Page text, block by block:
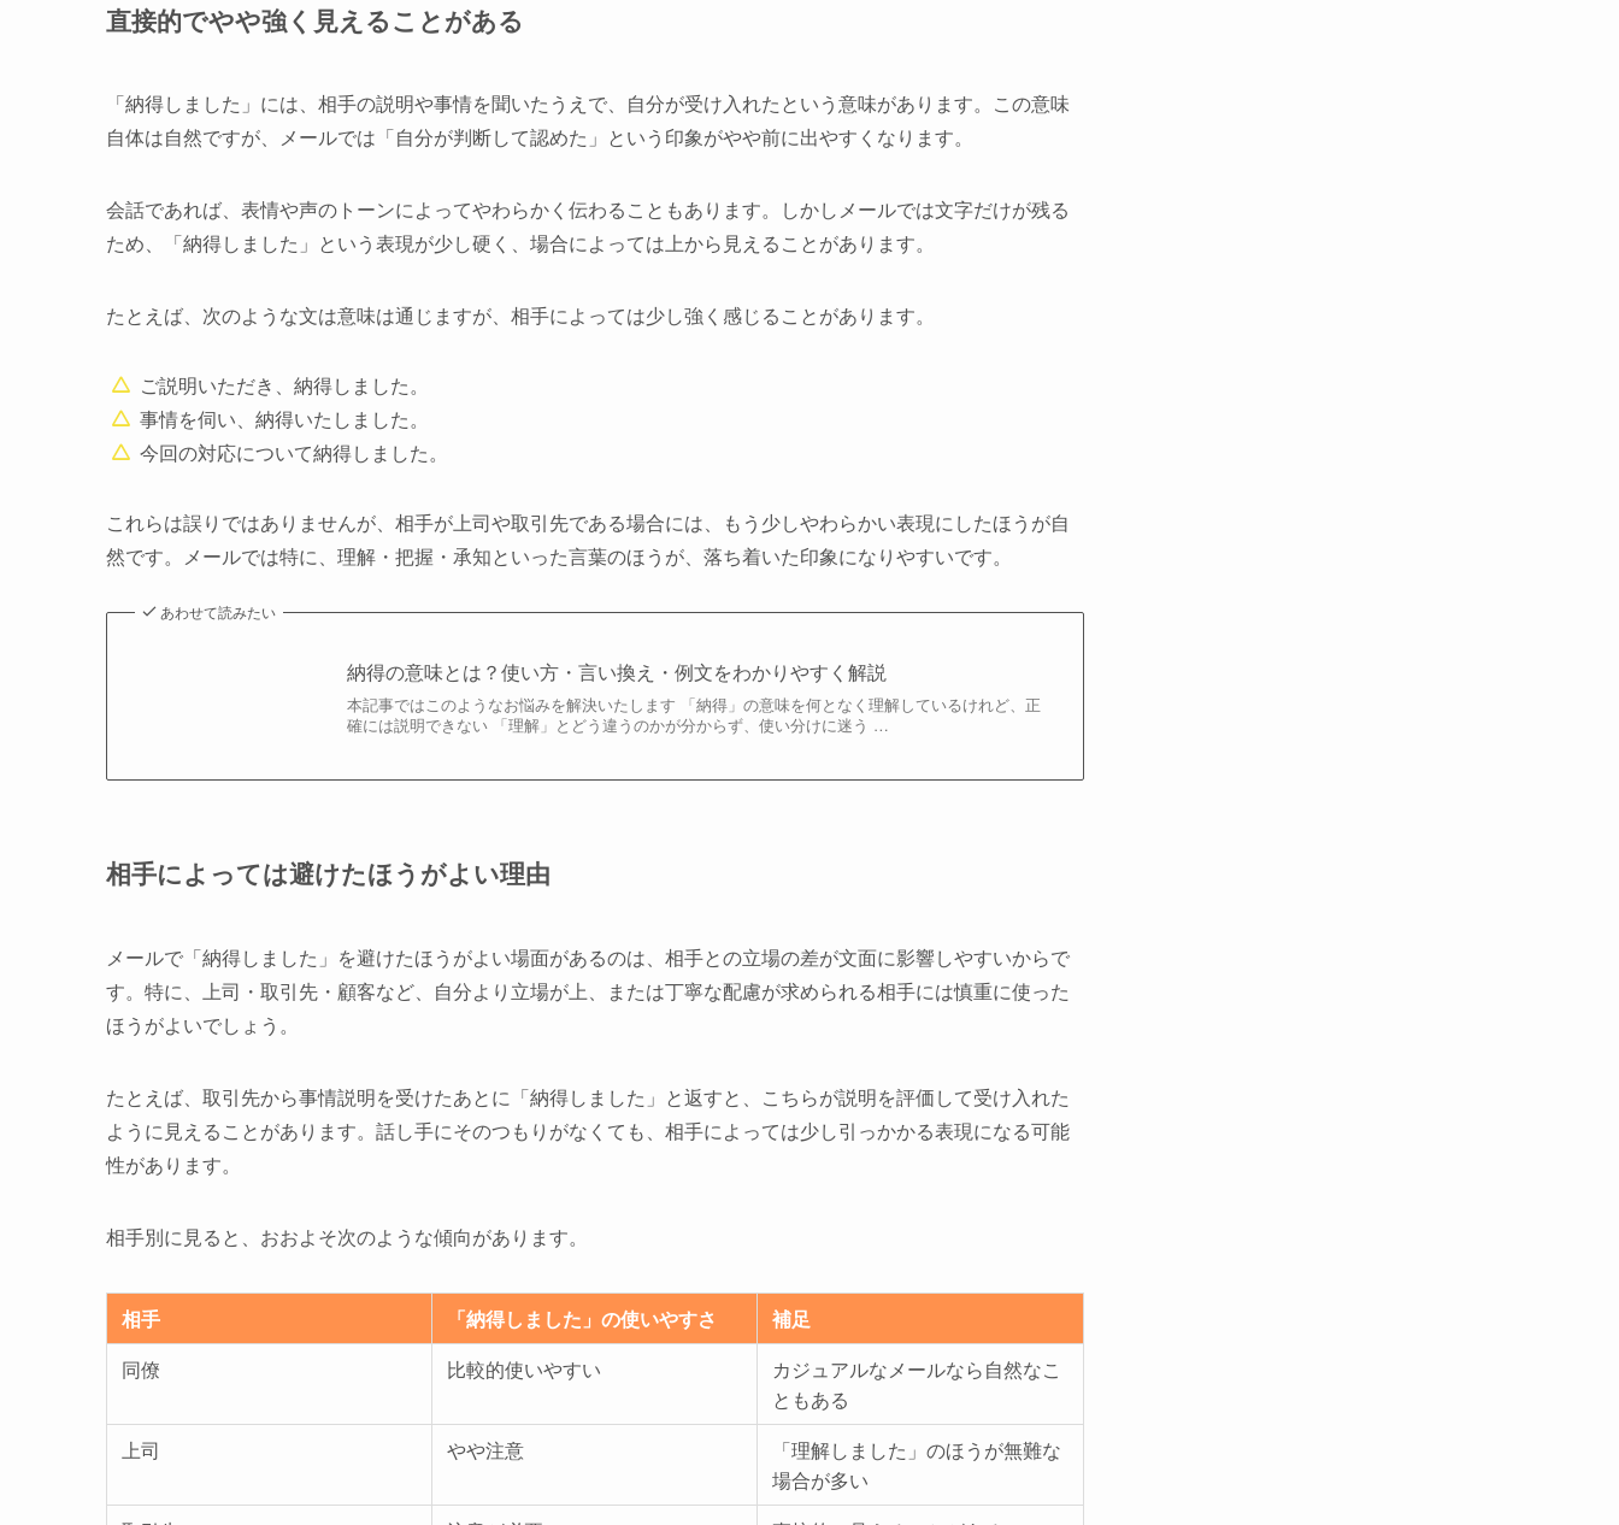
直接的でやや強く見えることがある
「納得しました」には、相手の説明や事情を聞いたうえで、自分が受け入れたという意味があります。この意味
自体は自然ですが、メールでは「自分が判断して認めた」という印象がやや前に出やすくなります。
会話であれば、表情や声のトーンによってやわらかく伝わることもあります。しかしメールでは文字だけが残る
ため、「納得しました」という表現が少し硬く、場合によっては上から見えることがあります。
たとえば、次のような文は意味は通じますが、相手によっては少し強く感じることがあります。
ご説明いただき、納得しました。
事情を伺い、納得いたしました。
今回の対応について納得しました。
これらは誤りではありませんが、相手が上司や取引先である場合には、もう少しやわらかい表現にしたほうが自
然です。メールでは特に、理解・把握・承知といった言葉のほうが、落ち着いた印象になりやすいです。
あわせて読みたい
納得の意味とは？使い方・言い換え・例文をわかりやすく解説
本記事ではこのようなお悩みを解決いたします 「納得」の意味を何となく理解しているけれど、正
確には説明できない 「理解」とどう違うのかが分からず、使い分けに迷う …
相手によっては避けたほうがよい理由
メールで「納得しました」を避けたほうがよい場面があるのは、相手との立場の差が文面に影響しやすいからで
す。特に、上司・取引先・顧客など、自分より立場が上、または丁寧な配慮が求められる相手には慎重に使った
ほうがよいでしょう。
たとえば、取引先から事情説明を受けたあとに「納得しました」と返すと、こちらが説明を評価して受け入れた
ように見えることがあります。話し手にそのつもりがなくても、相手によっては少し引っかかる表現になる可能
性があります。
相手別に見ると、おおよそ次のような傾向があります。
相手 「納得しました」の使いやすさ
補足
同僚
比較的使いやすい
カジュアルなメールなら自然なこ
ともある
上司
やや注意
「理解しました」のほうが無難な
場合が多い